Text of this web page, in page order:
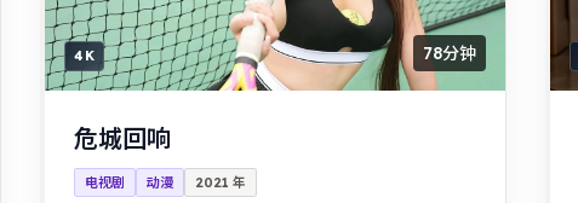
4K 78分钟
危城回响
电视剧 动漫 2021 年